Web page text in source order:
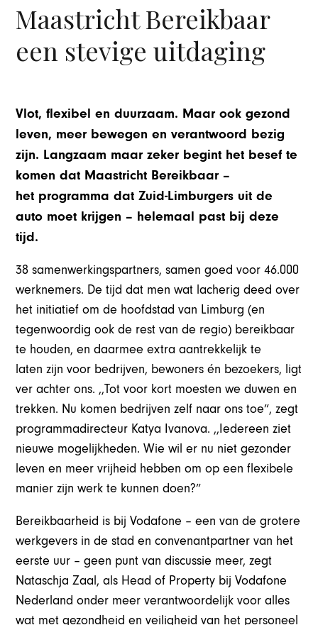
Maastricht Bereikbaar
een stevige uitdaging
Vlot, flexibel en duurzaam. Maar ook gezond
leven, meer bewegen en verantwoord bezig
zijn. Langzaam maar zeker begint het besef te
komen dat Maastricht Bereikbaar –
het programma dat Zuid-Limburgers uit de
auto moet krijgen – helemaal past bij deze
tijd.
38 samenwerkingspartners, samen goed voor 46.000
werknemers. De tijd dat men wat lacherig deed over
het initiatief om de hoofdstad van Limburg (en
tegenwoordig ook de rest van de regio) bereikbaar
te houden, en daarmee extra aantrekkelijk te
laten zijn voor bedrijven, bewoners én bezoekers, ligt
ver achter ons. ,,Tot voor kort moesten we duwen en
trekken. Nu komen bedrijven zelf naar ons toe”, zegt
programmadirecteur Katya Ivanova. ,,Iedereen ziet
nieuwe mogelijkheden. Wie wil er nu niet gezonder
leven en meer vrijheid hebben om op een flexibele
manier zijn werk te kunnen doen?”
Bereikbaarheid is bij Vodafone – een van de grotere
werkgevers in de stad en convenantpartner van het
eerste uur – geen punt van discussie meer, zegt
Nataschja Zaal, als Head of Property bij Vodafone
Nederland onder meer verantwoordelijk voor alles
wat met gezondheid en veiligheid van het personeel